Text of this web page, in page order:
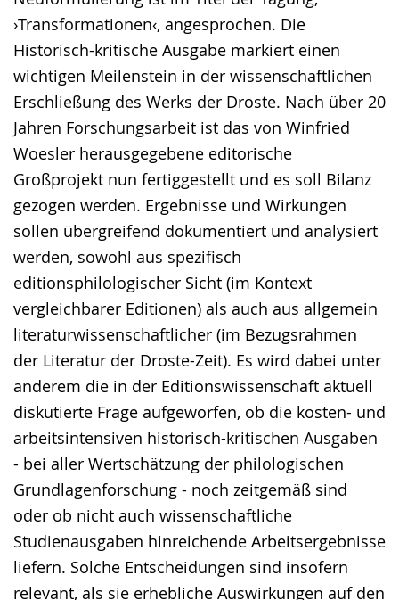
›Transformationen‹, angesprochen. Die
Historisch-kritische Ausgabe markiert einen
wichtigen Meilenstein in der wissenschaftlichen
Erschließung des Werks der Droste. Nach über 20
Jahren Forschungsarbeit ist das von Winfried
Woesler herausgegebene editorische
Großprojekt nun fertiggestellt und es soll Bilanz
gezogen werden. Ergebnisse und Wirkungen
sollen übergreifend dokumentiert und analysiert
werden, sowohl aus spezifisch
editionsphilologischer Sicht (im Kontext
vergleichbarer Editionen) als auch aus allgemein
literaturwissenschaftlicher (im Bezugsrahmen
der Literatur der Droste-Zeit). Es wird dabei unter
anderem die in der Editionswissenschaft aktuell
diskutierte Frage aufgeworfen, ob die kosten- und
arbeitsintensiven historisch-kritischen Ausgaben
- bei aller Wertschätzung der philologischen
Grundlagenforschung - noch zeitgemäß sind
oder ob nicht auch wissenschaftliche
Studienausgaben hinreichende Arbeitsergebnisse
liefern. Solche Entscheidungen sind insofern
relevant, als sie erhebliche Auswirkungen auf den